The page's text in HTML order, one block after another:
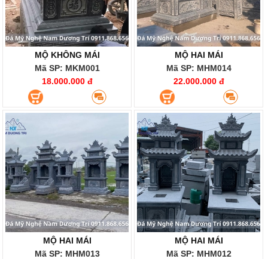
MỘ KHÔNG MÁI
Mã SP: MKM001
18.000.000 đ
MỘ HAI MÁI
Mã SP: MHM014
22.000.000 đ
MỘ HAI MÁI
Mã SP: MHM013
MỘ HAI MÁI
Mã SP: MHM012